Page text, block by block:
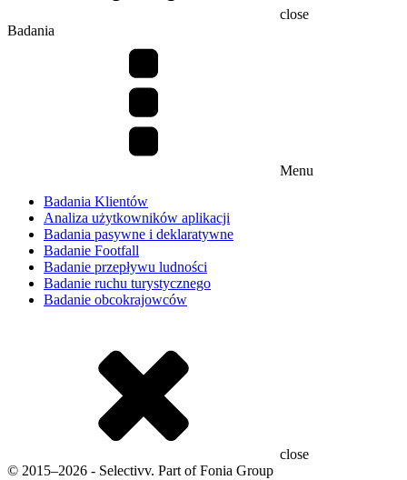
close
Badania
Menu
Badania Klientów
Analiza użytkowników aplikacji
Badania pasywne i deklaratywne
Badanie Footfall
Badanie przepływu ludności
Badanie ruchu turystycznego
Badanie obcokrajowców
close
© 2015–2026 - Selectivv. Part of Fonia Group